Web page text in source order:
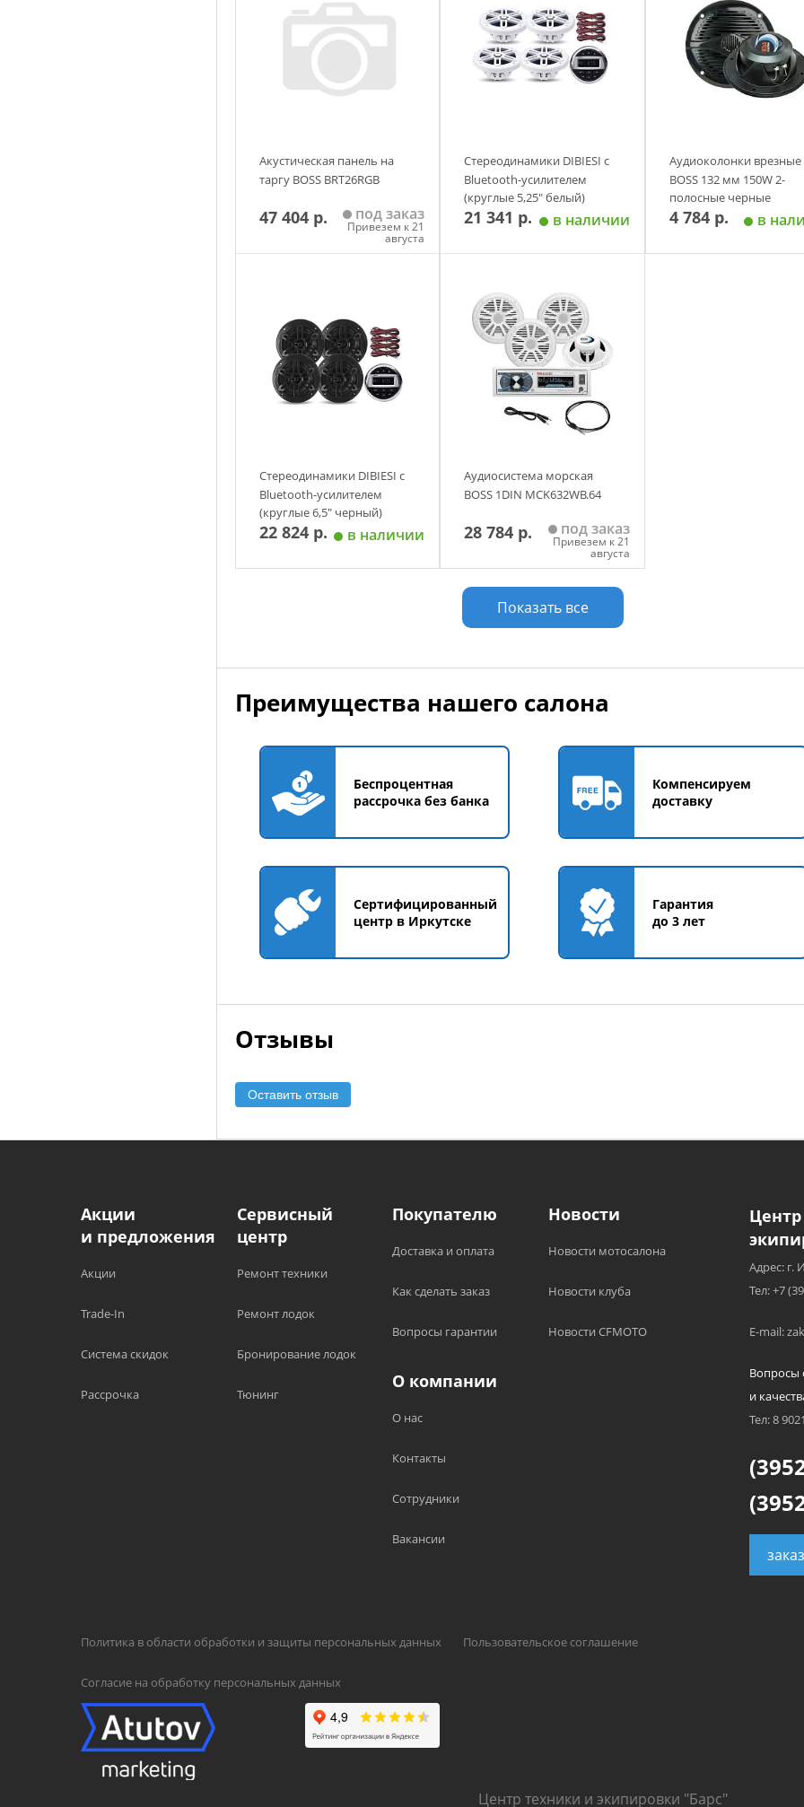
Акустическая панель на
таргу BOSS BRT26RGB
47 404 р. под заказ
Привезем к 21
августа
Стереодинамики DIBIESI с
Bluetooth-усилителем
(круглые 5,25" белый)
21 341 р. в наличии
Аудиоколонки врезные
BOSS 132 мм 150W 2-
полосные черные
4 784 р. в
Стереодинамики DIBIESI с
Bluetooth-усилителем
(круглые 6,5" черный)
22 824 р. в наличии
Аудиосистема морская
BOSS 1DIN MCK632WB.64
28 784 р. под заказ
Привезем к 21
августа
Добавить в корзину
Показать все
Преимущества нашего салона
Беспроцентная
рассрочка без банка
Компенсируем
доставку
Сертифицированный
центр в Иркутске
Гарантия
до 3 лет
Отзывы
Оставить отзыв
Акции
и предложения
Акции
Trade-In
Система скидок
Рассрочка
Сервисный
центр
Ремонт техники
Ремонт лодок
Бронирование лодок
Тюнинг
Покупателю
Доставка и оплата
Как сделать заказ
Вопросы гарантии
Новости
Новости мотосалона
Новости клуба
Новости CFMOTO
О компании
О нас
Контакты
Сотрудники
Вакансии
Политика в области обработки и защиты персональных данных Пользовательское соглашение
Согласие на обработку персональных данных
Адрес: г.
Тел: +7
E-mail:
Вопросы
и
Тел: 8
Центр техники и экипировки "Барс"